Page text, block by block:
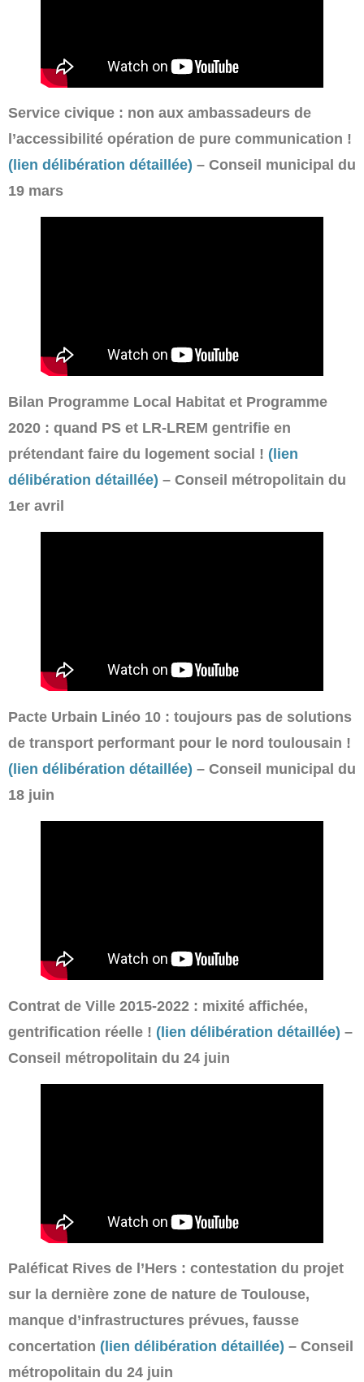
Service civique : non aux ambassadeurs de
l’accessibilité opération de pure communication !
(lien délibération détaillée) – Conseil municipal du
19 mars
Bilan Programme Local Habitat et Programme
2020 : quand PS et LR-LREM gentrifie en
prétendant faire du logement social ! (lien
délibération détaillée) – Conseil métropolitain du
1er avril
Pacte Urbain Linéo 10 : toujours pas de solutions
de transport performant pour le nord toulousain !
(lien délibération détaillée) – Conseil municipal du
18 juin
Contrat de Ville 2015-2022 : mixité affichée,
gentrification réelle ! (lien délibération détaillée) –
Conseil métropolitain du 24 juin
Paléficat Rives de l’Hers : contestation du projet
sur la dernière zone de nature de Toulouse,
manque d’infrastructures prévues, fausse
concertation (lien délibération détaillée) – Conseil
métropolitain du 24 juin